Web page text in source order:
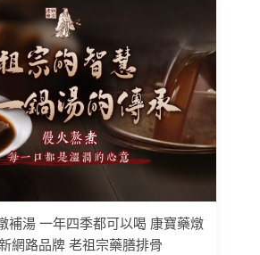
補湯 一年四季都可以喝 康寶藥燉
網路品牌 老祖宗藥膳排骨